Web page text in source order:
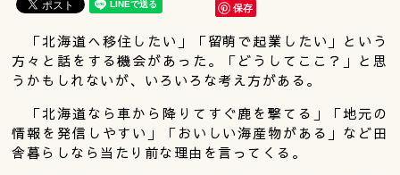
保存
「北海道へ移住したい」「留萌で起業したい」という
方々と話をする機会があった。「どうしてここ？」と思
うかもしれないが、いろいろな考え方がある。
「北海道なら車から降りてすぐ鹿を撃てる」「地元の
情報を発信しやすい」「おいしい海産物がある」など田
舎暮らしなら当たり前な理由を言ってくる。